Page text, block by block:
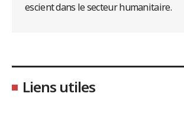
escient dans le secteur humanitaire.
Liens utiles